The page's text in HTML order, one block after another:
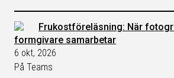
Frukostföreläsning: När
formgivare samarbetar
6 okt, 2026
På Teams